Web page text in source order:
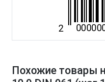
Похожие товары